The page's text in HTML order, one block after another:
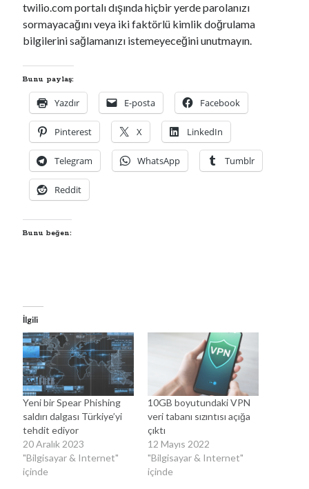
twilio.com portalı dışında hiçbir yerde parolanızı
sormayacağını veya iki faktörlü kimlik doğrulama
bilgilerini sağlamanızı istemeyeceğini unutmayın.
Bunu paylaş:
Yazdır E-posta Facebook
Pinterest X LinkedIn
Telegram WhatsApp Tumblr
Reddit
Bunu beğen:
İlgili
Yeni bir Spear Phishing
saldırı dalgası Türkiye’yi
tehdit ediyor
20 Aralık 2023
"Bilgisayar & Internet"
içinde
10GB boyutundaki VPN
veri tabanı sızıntısı açığa
çıktı
12 Mayıs 2022
"Bilgisayar & Internet"
içinde